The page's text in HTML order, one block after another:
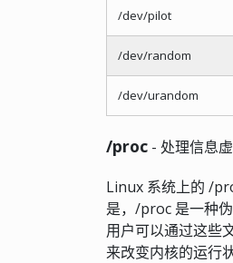
/dev/pilot
/dev/random
/dev/urandom
/proc - 处理信息
Linux 系统上的 /
是，/proc 是一种
用户可以通过这些
来改变内核的运行